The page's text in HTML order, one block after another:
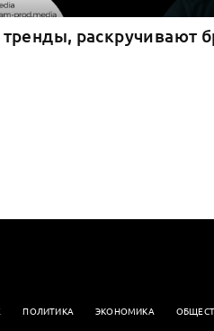
раскручивают
ПОЛИТИКА ЭКОНОМИКА